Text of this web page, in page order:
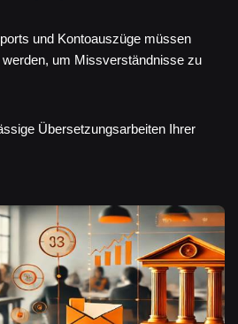
und Kontoauszüge müssen
um Missverständnisse zu
Übersetzungsarbeiten Ihrer